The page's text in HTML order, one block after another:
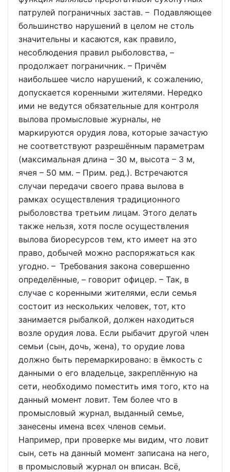
патрулей пограничных застав. – Подавляющее
большинство нарушений в целом не столь
значительны и касаются, как правило,
несоблюдения правил рыболовства, –
продолжает пограничник. – Причём
наибольшее число нарушений, к сожалению,
допускается коренными жителями. Нередко
ими не ведутся обязательные для контроля
вылова промысловые журналы, не
маркируются орудия лова, которые зачастую
не соответствуют разрешённым параметрам
(максимальная длина – 30 м, высота – 3 м,
ячея – 50 мм. – Прим. ред.). Встречаются
случаи передачи своего права вылова в
рамках осуществления традиционного
рыболовства третьим лицам. Этого делать
также нельзя, хотя после осуществления
вылова биоресурсов тем, кто имеет на это
право, добычей можно распоряжаться как
угодно. – Требования закона совершенно
определённые, – говорит офицер. – Так, в
случае с коренными жителями, если семья
состоит из нескольких человек, тот, кто
занимается рыбалкой, должен находиться
возле орудия лова. Если рыбачит другой член
семьи (сын, дочь, жена), то орудие лова
должно быть перемаркировано: в ёмкость с
данными о его владельце, закреплённую на
сети, необходимо поместить имя того, кто на
данный момент ловит. Тем более что в
промысловый журнал, выданный семье,
занесены имена всех членов семьи.
Например, при проверке мы видим, что ловит
сын, сеть на данный момент записана на него,
в промысловый журнал он вписан. Всё,